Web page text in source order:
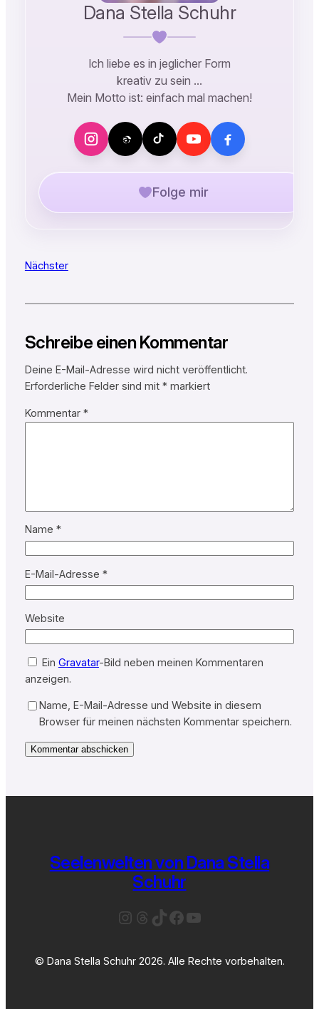
Dana Stella Schuhr
Ich liebe es in jeglicher Form
kreativ zu sein …
Mein Motto ist: einfach mal machen!
Folge mir
Nächster
Schreibe einen Kommentar
Deine E-Mail-Adresse wird nicht veröffentlicht.
Erforderliche Felder sind mit *markiert
Kommentar *
Name *
E-Mail-Adresse *
Website
Ein Gravatar-Bild neben meinen Kommentaren
anzeigen.
Name, E-Mail-Adresse und Website in diesem
Browser für meinen nächsten Kommentar speichern.
Seelenwelten von Dana Stella
Schuhr
Instagram
Threads
TikTok
Facebook
YouTube
© Dana Stella Schuhr 2026. Alle Rechte vorbehalten.